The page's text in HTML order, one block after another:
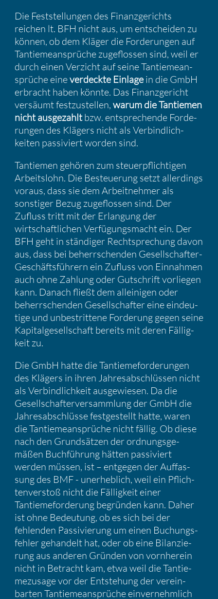
Die Feststel­lungen des Finanz­ge­richts
reichen lt. BFH nicht aus, um entscheiden zu
können, ob dem Kläger die Forde­rungen auf
Tantie­me­an­sprüche zugeflossen sind, weil er
durch einen Verzicht auf seine Tantie­me­an­
sprüche eineverdeckte Einlage in die GmbH
erbracht haben könnte. Das Finanz­ge­richt
versäumt festzu­stellen, warum die Tantiemen
nicht ausge­zahltbzw. entspre­chende Forde­
rungen des Klägers nicht als Verbind­lich­
keiten passi­viert worden sind.
Tantiemen gehören zum steuer­pflich­tigen
Arbeits­lohn. Die Besteue­rung setzt aller­dings
voraus, dass sie dem Arbeit­nehmer als
sonstiger Bezug zugeflossen sind. Der
Zufluss tritt mit der Erlan­gung der
wirtschaft­li­chen Verfü­gungs­macht ein. Der
BFH geht in ständiger Recht­spre­chung davon
aus, dass bei beherr­schenden Gesell­schafter-
Geschäfts­füh­rern ein Zufluss von Einnahmen
auch ohne Zahlung oder Gutschrift vorliegen
kann. Danach fließt dem allei­nigen oder
beherr­schenden Gesell­schafter eine eindeu­
tige und unbestrit­tene Forde­rung gegen seine
Kapital­ge­sell­schaft bereits mit deren Fällig­
keit zu.
Die GmbH hatte die Tantieme­for­de­rungen
des Klägers in ihren Jahres­ab­schlüssen nicht
als Verbind­lich­keit ausge­wiesen. Da die
Gesell­schaf­ter­ver­samm­lung der GmbH die
Jahres­ab­schlüsse festge­stellt hatte, waren
die Tantie­me­an­sprüche nicht fällig. Ob diese
nach den Grund­sätzen der ordnungs­ge­
mäßen Buchfüh­rung hätten passi­viert
werden müssen, ist – entgegen der Auffas­
sung des BMF - unerheb­lich, weil ein Pflich­
ten­ver­stoß nicht die Fällig­keit einer
Tantieme­for­de­rung begründen kann. Daher
ist ohne Bedeu­tung, ob es sich bei der
fehlenden Passi­vie­rung um einen Buchungs­
fehler gehan­delt hat, oder ob eine Bilan­zie­
rung aus anderen Gründen von vornherein
nicht in Betracht kam, etwa weil die Tantie­
me­zu­sage vor der Entste­hung der verein­
barten Tantie­me­an­sprüche einver­nehm­lich